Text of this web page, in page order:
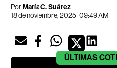
PorMaría C. Suárez
18 de noviembre, 2025 | 09:49 AM
ÚLTIMAS